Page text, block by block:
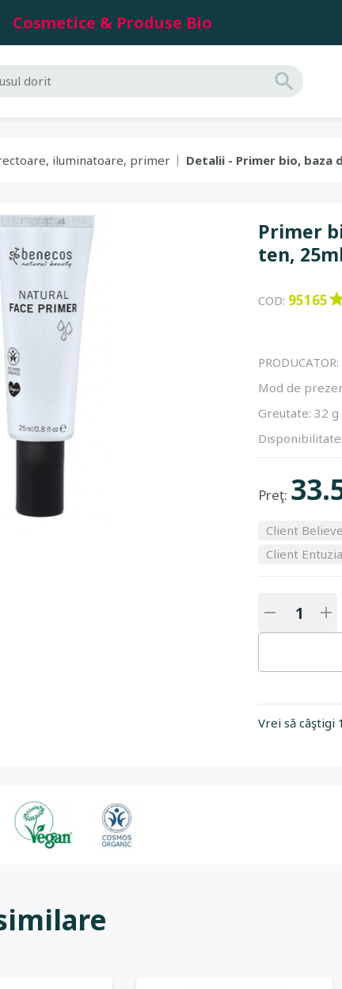
Cosmetice & Produse Bio
iluminatoare, primer Detalii - Primer bio, baza
Primer
ten,
COD: 95165
PRODUCATOR:
Mod de
Greutate: 32 g
Disponibilitate:
Preţ:
Client
Client
Vrei să câştigi